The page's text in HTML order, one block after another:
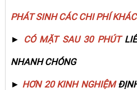
PHÁT SINH CÁC CHI PHÍ KHÁC
► CÓ MẶT SAU 30 PHÚT
NHANH CHÓNG
► HƠN 20 KINH NGHIỆM